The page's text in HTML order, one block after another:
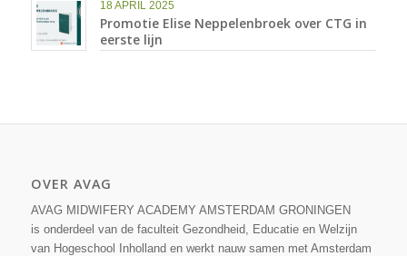
18 APRIL 2025
Promotie Elise Neppelenbroek over CTG in
eerste lijn
OVER AVAG
AVAG MIDWIFERY ACADEMY AMSTERDAM GRONINGEN
is onderdeel van de faculteit Gezondheid, Educatie en Welzijn
van Hogeschool Inholland en werkt nauw samen met Amsterdam